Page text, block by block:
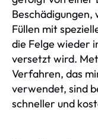
Beschädigungen,
Füllen mit
die Felge wieder
versetzt wird.
Verfahren, das
verwendet, sind
schneller und